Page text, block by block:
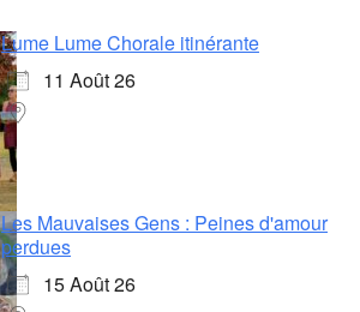
Lume Lume Chorale itinérante
11 Août 26
Les Mauvaises Gens : Peines d'amour
perdues
15 Août 26